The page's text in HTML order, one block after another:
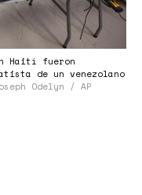
Haití fueron
de un venezolano
Odelyn / AP